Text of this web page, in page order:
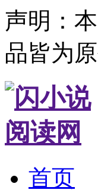
声明：
品皆为
首页